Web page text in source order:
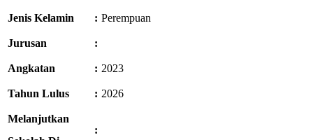
Jenis Kelamin : Perempuan
Jurusan :
Angkatan : 2023
Tahun Lulus : 2026
Melanjutkan
: